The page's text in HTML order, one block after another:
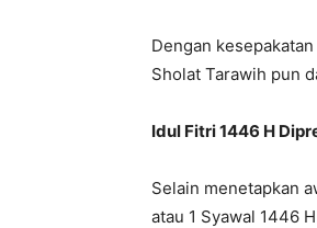
Dengan
Sholat Tarawih pun
Idul Fitri 1446 H
Selain menetapkan
atau 1 Syawal 1446